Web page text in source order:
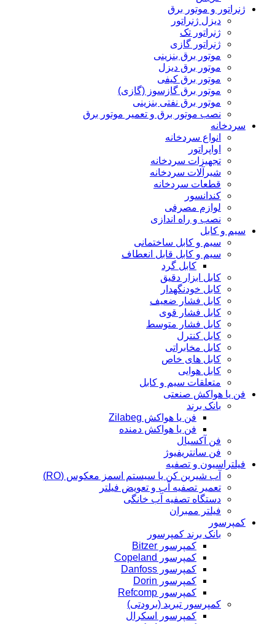
ژنراتور و موتور برق
دیزل ژنراتور
ژنراتور تک
ژنراتور گازی
موتور برق بنزینی
موتور برق دیزل
موتور برق کیفی
موتور برق گازسوز (گازی)
موتور برق نفتی بنزینی
نصب موتور برق و تعمیر موتور برق
سردخانه
انواع سردخانه
اواپراتور
تجهیزات سردخانه
شیرآلات سردخانه
قطعات سردخانه
کندانسور
لوازم مصرفی
نصب و راه اندازی
سیم و کابل
سیم و کابل ساختمانی
سیم و کابل قابل انعطاف
کابل گرد
کابل ابزار دقیق
کابل خودنگهدار
کابل فشار ضعیف
کابل فشار قوی
کابل فشار متوسط
کابل کنترل
کابل مخابراتی
کابل های خاص
کابل هوایی
متعلقات سیم و کابل
فن یا هواکش صنعتی
بانک برند
فن یا هواکش Zilabeg
فن یا هواکش دمنده
فن آکسیال
فن سانتریفیوژ
فیلتراسیون و تصفیه
آب شیرین کن یا سیستم اسمز معکوس (RO)
تعمیر تصفیه آب و تعویض فیلتر
دستگاه تصفیه آب خانگی
فیلتر ممبران
کمپرسور
بانک برند کمپرسور
کمپرسور Bitzer
کمپرسور Copeland
کمپرسور Danfoss
کمپرسور Dorin
کمپرسور Refcomp
کمپرسور تبرید (برودتی)
کمپرسور اسکرال